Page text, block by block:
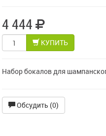
4 444
КУПИТЬ
Набор бокалов для
Обсудить (0)